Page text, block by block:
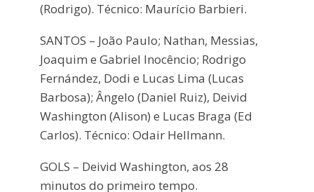
(Rodrigo). Técnico: Maurício Barbieri.
SANTOS – João Paulo; Nathan, Messias,
Joaquim e Gabriel Inocêncio; Rodrigo
Fernández, Dodi e Lucas Lima (Lucas
Barbosa); Ângelo (Daniel Ruiz), Deivid
Washington (Alison) e Lucas Braga (Ed
Carlos). Técnico: Odair Hellmann.
GOLS – Deivid Washington, aos 28
minutos do primeiro tempo.